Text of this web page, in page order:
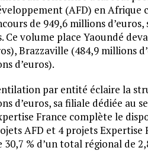
(AFD) en Afrique
de 949,6 millions
Ce volume place Yaoundé
Brazzaville (484,9 millions
d’euros).
par entité éclaire la
d’euros, sa filiale dédiée au
France complète le
AFD et 4 projets Expertise
30,7 % d’un total régional de